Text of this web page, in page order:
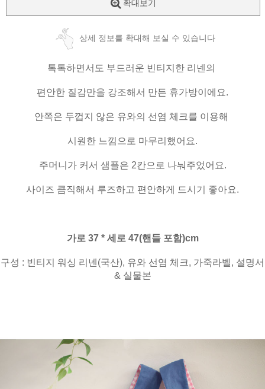
확대보기
상세 정보를 확대해 보실 수 있습니다
톡톡하면서도 부드러운 빈티지한 리넨의
편안한 질감만을 강조해서 만든 휴가방이에요.
안쪽은 두껍지 않은 유와의 선염 체크를 이용해
시원한 느낌으로 마무리했어요.
주머니가 커서 샘플은 2칸으로 나눠주었어요.
사이즈 큼직해서 루즈하고 편안하게 드시기 좋아요.
가로 37 * 세로 47(핸들 포함)cm
구성 : 빈티지 워싱 리넨(국산), 유와 선염 체크, 가죽라벨, 설명서
& 실물본